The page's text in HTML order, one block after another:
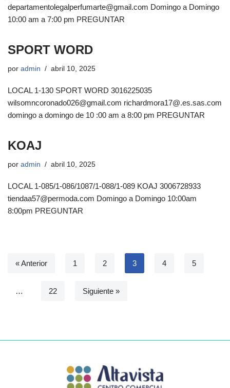
departamentolegalperfumarte@gmail.com Domingo a Domingo
10:00 am a 7:00 pm PREGUNTAR
SPORT WORD
por admin abril 10, 2025
LOCAL 1-130 SPORT WORD 3016225035
wilsomncoronado026@gmail.com richardmora17@.es.sas.com
domingo a domingo de 10 :00 am a 8:00 pm PREGUNTAR
KOAJ
por admin abril 10, 2025
LOCAL 1-085/1-086/1087/1-088/1-089 KOAJ 3006728933
tiendaa57@permoda.com Domingo a Domingo 10:00am
8:00pm PREGUNTAR
« Anterior 1 2 3 4 5
… 22 Siguiente »